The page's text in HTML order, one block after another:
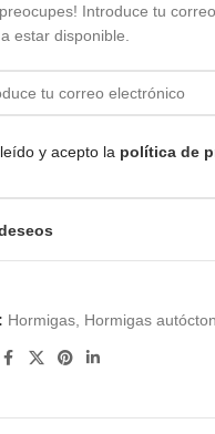
Introduce tu
estar disponible.
y acepto la política de
Hormigas, Hormigas